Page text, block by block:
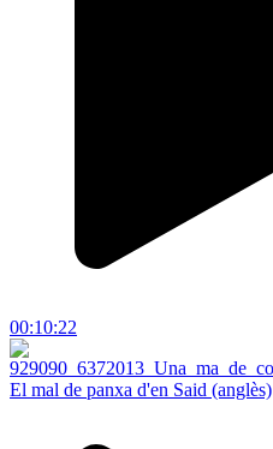
00:10:22
El mal de panxa d'en Said (anglès)